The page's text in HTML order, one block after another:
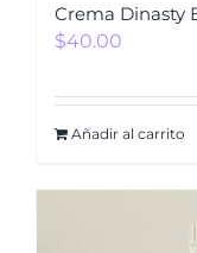
Crema Dinasty
$40.00
Añadir al carrito